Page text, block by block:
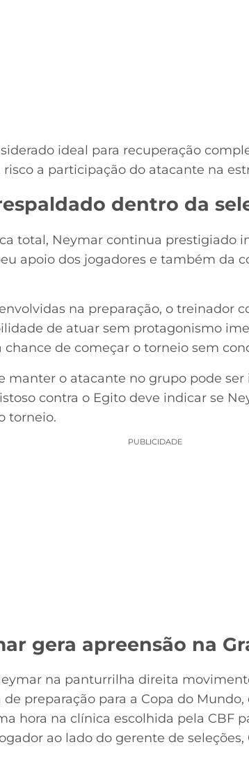
ideal para recuperação
a participação do atacante na
dentro da
total, Neymar continua prestigiado
apoio dos jogadores e também da
na preparação, o treinador
de atuar sem protagonismo
de começar o torneio sem
manter o atacante no grupo pode
contra o Egito deve indicar se
torneio.
PUBLICIDADE
gera apreensão na
na panturrilha direita
preparação para a Copa do
hora na clínica escolhida pela CBF
ao lado do gerente de seleções,